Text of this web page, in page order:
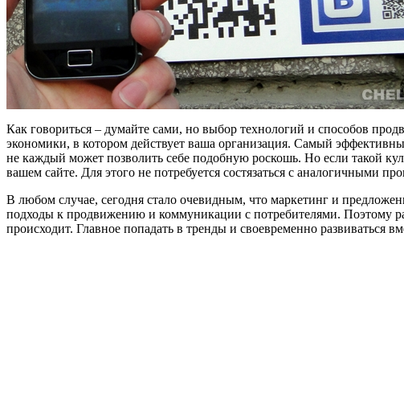
Как говориться – думайте сами, но выбор технологий и способов
экономики, в котором действует ваша организация. Самый
не каждый может позволить себе подобную роскошь. Но если такой
вашем сайте. Для этого не потребуется состязаться с аналогичными
В любом случае, сегодня стало очевидным, что маркетинг и
подходы к продвижению и коммуникации с потребителями. Поэтому
происходит. Главное попадать в тренды и своевременно развиваться